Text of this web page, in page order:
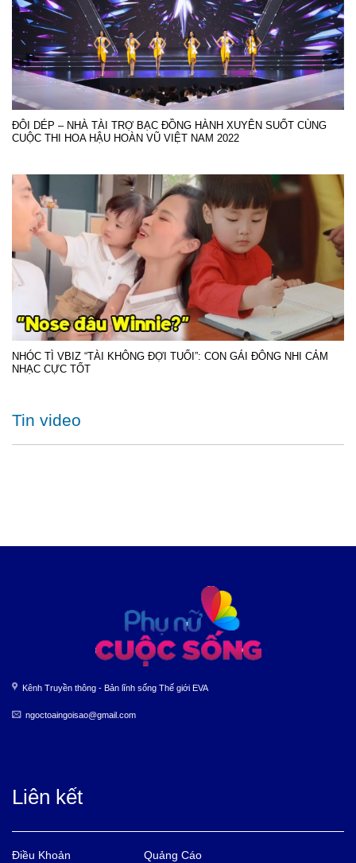
ĐÔI DÉP – NHÀ TÀI TRỢ BẠC ĐỒNG HÀNH XUYÊN SUỐT CÙNG
CUỘC THI HOA HẬU HOÀN VŨ VIỆT NAM 2022
NHÓC TÌ VBIZ “TÀI KHÔNG ĐỢI TUỔI”: CON GÁI ĐÔNG NHI CẢM
NHẠC CỰC TỐT
Tin video
Kênh Truyền thông - Bản lĩnh sống Thế giới EVA
ngoctoaingoisao@gmail.com
Liên kết
Điều Khoản Quảng Cáo